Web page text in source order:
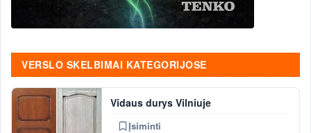
VERSLO SKELBIMAI KATEGORIJOSE
Vidaus durys Vilniuje
Įsiminti